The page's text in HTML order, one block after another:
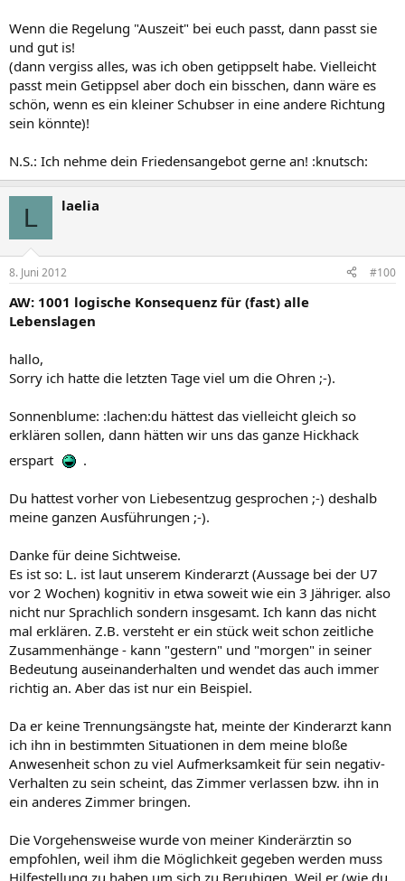
Wenn die Regelung "Auszeit" bei euch passt, dann passt sie
und gut is!
(dann vergiss alles, was ich oben getippselt habe. Vielleicht
passt mein Getippsel aber doch ein bisschen, dann wäre es
schön, wenn es ein kleiner Schubser in eine andere Richtung
sein könnte)!
N.S.: Ich nehme dein Friedensangebot gerne an! :knutsch:
L laelia
8. Juni 2012 #100
AW: 1001 logische Konsequenz für (fast) alle
Lebenslagen
hallo,
Sorry ich hatte die letzten Tage viel um die Ohren ;-).
Sonnenblume: :lachen:du hättest das vielleicht gleich so
erklären sollen, dann hätten wir uns das ganze Hickhack
erspart
.
Du hattest vorher von Liebesentzug gesprochen ;-) deshalb
meine ganzen Ausführungen ;-).
Danke für deine Sichtweise.
Es ist so: L. ist laut unserem Kinderarzt (Aussage bei der U7
vor 2 Wochen) kognitiv in etwa soweit wie ein 3 Jähriger. also
nicht nur Sprachlich sondern insgesamt. Ich kann das nicht
mal erklären. Z.B. versteht er ein stück weit schon zeitliche
Zusammenhänge - kann "gestern" und "morgen" in seiner
Bedeutung auseinanderhalten und wendet das auch immer
richtig an. Aber das ist nur ein Beispiel.
Da er keine Trennungsängste hat, meinte der Kinderarzt kann
ich ihn in bestimmten Situationen in dem meine bloße
Anwesenheit schon zu viel Aufmerksamkeit für sein negativ-
Verhalten zu sein scheint, das Zimmer verlassen bzw. ihn in
ein anderes Zimmer bringen.
Die Vorgehensweise wurde von meiner Kinderärztin so
empfohlen, weil ihm die Möglichkeit gegeben werden muss
Hilfestellung zu haben um sich zu Beruhigen. Weil er (wie du